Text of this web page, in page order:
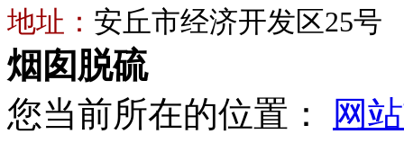
地址： 安丘市经济开发区25号
烟囱脱硫
您当前所在的位置：
网